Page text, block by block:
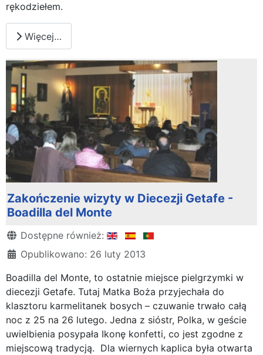
rękodziełem.
Więcej…
Zakończenie wizyty w Diecezji Getafe -
Boadilla del Monte
Szczegóły
Dostępne również:
Opublikowano: 26 luty 2013
Boadilla del Monte, to ostatnie miejsce pielgrzymki w
diecezji Getafe. Tutaj Matka Boża przyjechała do
klasztoru karmelitanek bosych – czuwanie trwało całą
noc z 25 na 26 lutego. Jedna z sióstr, Polka, w geście
uwielbienia posypała Ikonę konfetti, co jest zgodne z
miejscową tradycją. Dla wiernych kaplica była otwarta